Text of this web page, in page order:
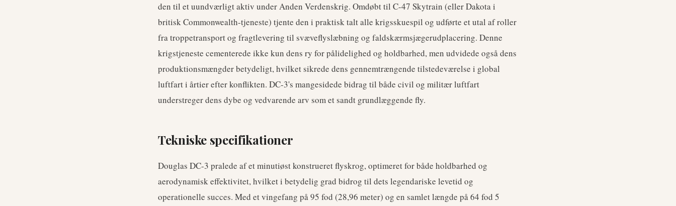
den til et uundværligt aktiv under Anden Verdenskrig. Omdøbt til C-47 Skytrain (eller Dakota i
britisk Commonwealth-tjeneste) tjente den i praktisk talt alle krigsskuespil og udførte et utal af roller
fra troppetransport og fragtlevering til svæveflyslæbning og faldskærmsjægerudplacering. Denne
krigstjeneste cementerede ikke kun dens ry for pålidelighed og holdbarhed, men udvidede også dens
produktionsmængder betydeligt, hvilket sikrede dens gennemtrængende tilstedeværelse i global
luftfart i årtier efter konflikten. DC-3's mangesidede bidrag til både civil og militær luftfart
understreger dens dybe og vedvarende arv som et sandt grundlæggende fly.
Tekniske specifikationer
Douglas DC-3 pralede af et minutiøst konstrueret flyskrog, optimeret for både holdbarhed og
aerodynamisk effektivitet, hvilket i betydelig grad bidrog til dets legendariske levetid og
operationelle succes. Med et vingefang på 95 fod (28,96 meter) og en samlet længde på 64 fod 5